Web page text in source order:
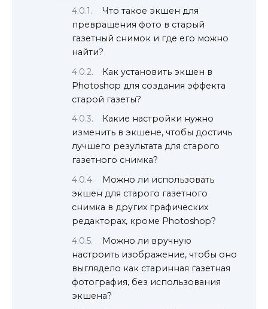
Что такое экшен для
превращения фото в старый
газетный снимок и где его можно
найти?
Как установить экшен в
Photoshop для создания эффекта
старой газеты?
Какие настройки нужно
изменить в экшене, чтобы достичь
лучшего результата для старого
газетного снимка?
Можно ли использовать
экшен для старого газетного
снимка в других графических
редакторах, кроме Photoshop?
Можно ли вручную
настроить изображение, чтобы оно
выглядело как старинная газетная
фотография, без использования
экшена?